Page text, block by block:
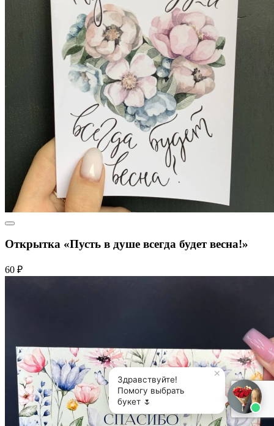
Открытка «Пусть в душе всегда будет весна!»
60 ₽